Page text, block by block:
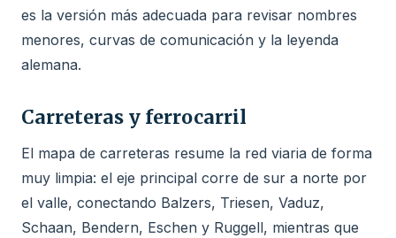
es la versión más adecuada para revisar nombres
menores, curvas de comunicación y la leyenda
alemana.
Carreteras y ferrocarril
El mapa de carreteras resume la red viaria de forma
muy limpia: el eje principal corre de sur a norte por
el valle, conectando Balzers, Triesen, Vaduz,
Schaan, Bendern, Eschen y Ruggell, mientras que